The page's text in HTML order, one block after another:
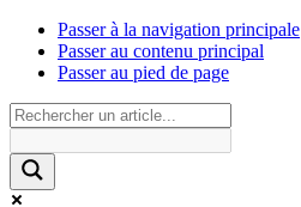
Passer à la navigation principale
Passer au contenu principal
Passer au pied de page